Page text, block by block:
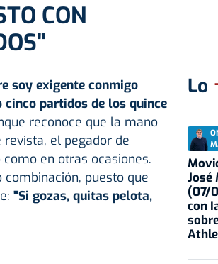
CON
soy exigente conmigo
cinco partidos de los quince
reconoce que la mano
el pegador de
en otras ocasiones.
puesto que
"Si gozas, quitas pelota,
Lo
José
(07/
con